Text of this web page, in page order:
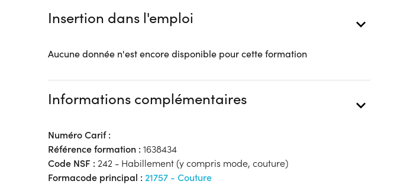
Insertion dans l'emploi
Aucune donnée n'est encore disponible pour cette formation
Informations complémentaires
Numéro Carif :
Référence formation : 1638434
Code NSF : 242 - Habillement (y compris mode, couture)
Formacode principal : 21757 - Couture